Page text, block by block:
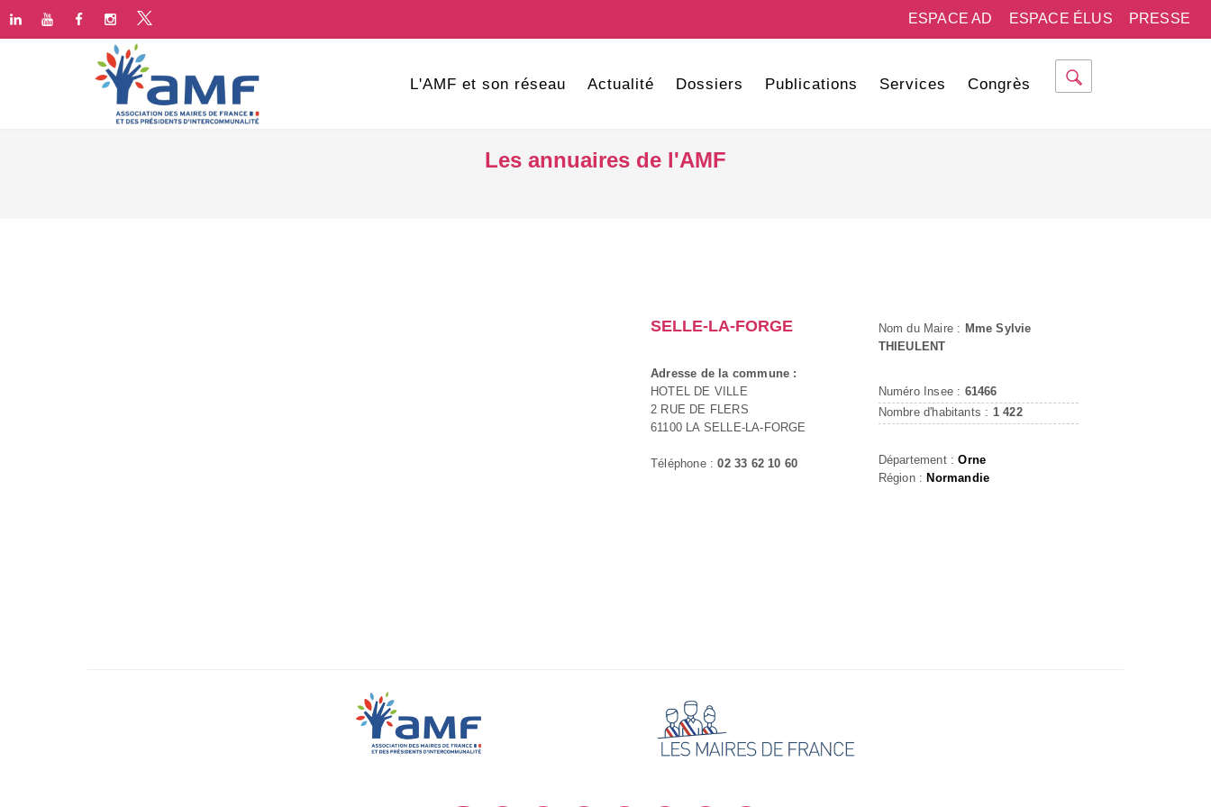
PRESSE
ESPACE ÉLUS
ESPACE AD
L'AMF et son réseau Actualité Dossiers Publications Services Congrès
Les annuaires de l'AMF
SELLE-LA-FORGE
Adresse de la commune :
HOTEL DE VILLE
2 RUE DE FLERS
61100 LA SELLE-LA-FORGE
Téléphone :02 33 62 10 60
Nom du Maire : Mme Sylvie
THIEULENT
Numéro Insee : 61466
Nombre d'habitants : 1 422
Département :Orne
Région : Normandie